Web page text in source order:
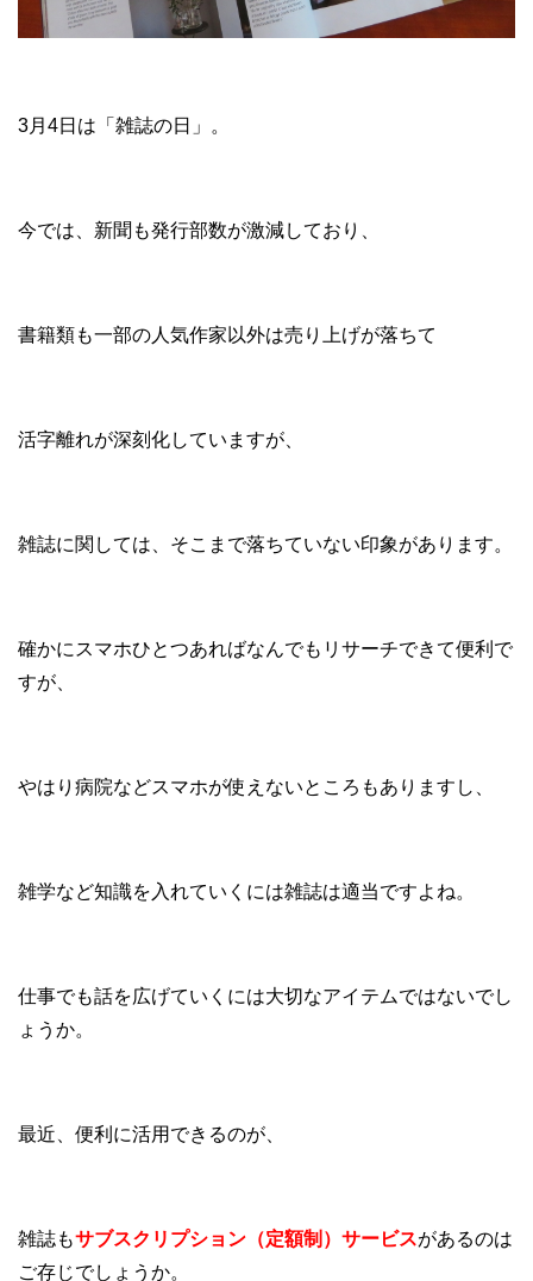
3月4日は「雑誌の日」。
今では、新聞も発行部数が激減しており、
書籍類も一部の人気作家以外は売り上げが落ちて
活字離れが深刻化していますが、
雑誌に関しては、そこまで落ちていない印象があります。
確かにスマホひとつあればなんでもリサーチできて便利で
すが、
やはり病院などスマホが使えないところもありますし、
雑学など知識を入れていくには雑誌は適当ですよね。
仕事でも話を広げていくには大切なアイテムではないでし
ょうか。
最近、便利に活用できるのが、
雑誌もサブスクリプション（定額制）サービスがあるのは
ご存じでしょうか。